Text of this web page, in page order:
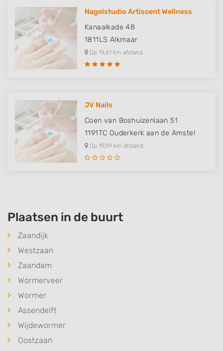
Nagelstudio Artiscent Wellness
Kanaalkade 48
1811LS Alkmaar
Op 19,61 km afstand
JV Nails
Coen van Boshuizenlaan 51
1191TC Ouderkerk aan de Amstel
Op 19,99 km afstand
Plaatsen in de buurt
Zaandijk
Westzaan
Zaandam
Wormerveer
Wormer
Assendelft
Wijdewormer
Oostzaan